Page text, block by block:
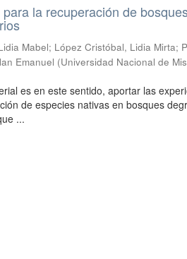
la recuperación de
Mabel; López Cristóbal, Lidia Mirta;
Emanuel (Universidad Nacional de
es en este sentido, aportar las
de especies nativas en bosques
...